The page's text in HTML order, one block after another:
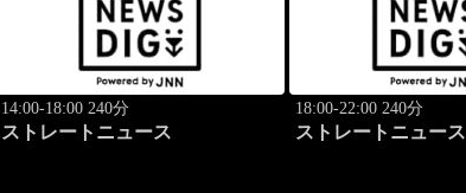
14:00-18:00 240分
ストレートニュース
18:00-22:00 240分
ストレートニュース